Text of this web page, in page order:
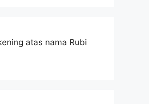
atas nama Rubi